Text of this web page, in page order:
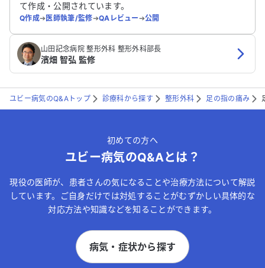
て作成・公開されています。
Q作成➔医師執筆/監修➔QAレビュー➔公開
山田記念病院 整形外科 整形外科部長
濱畑 智弘 監修
ユビー病気のQ&Aトップ 診療科から探す 整形外科 足の指の痛み
初めての方へ
ユビー病気のQ&Aとは？
現役の医師が、患者さんの気になることや治療方法について解説
しています。ご自身だけでは対処することがむずかしい具体的な
対応方法や知識などを知ることができます。
病気・症状から探す